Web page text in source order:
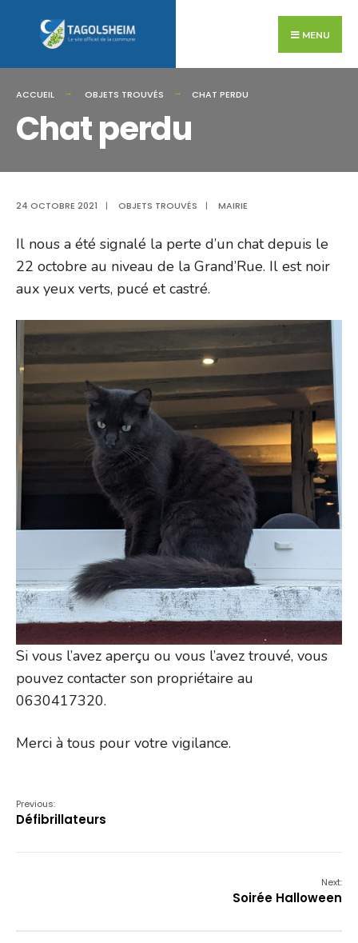
MENU
ACCUEIL OBJETS TROUVÉS CHAT PERDU
Chat perdu
24 OCTOBRE 2021 | OBJETS TROUVÉS | MAIRIE
Il nous a été signalé la perte d’un chat depuis le
22 octobre au niveau de la Grand’Rue. Il est noir
aux yeux verts, pucé et castré.
Si vous l’avez aperçu ou vous l’avez trouvé, vous
pouvez contacter son propriétaire au
0630417320.
Merci à tous pour votre vigilance.
Previous:
Défibrillateurs
Next:
Soirée Halloween
for: